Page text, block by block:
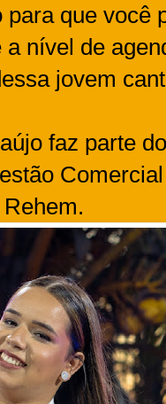
que você
nível de
jovem
faz parte